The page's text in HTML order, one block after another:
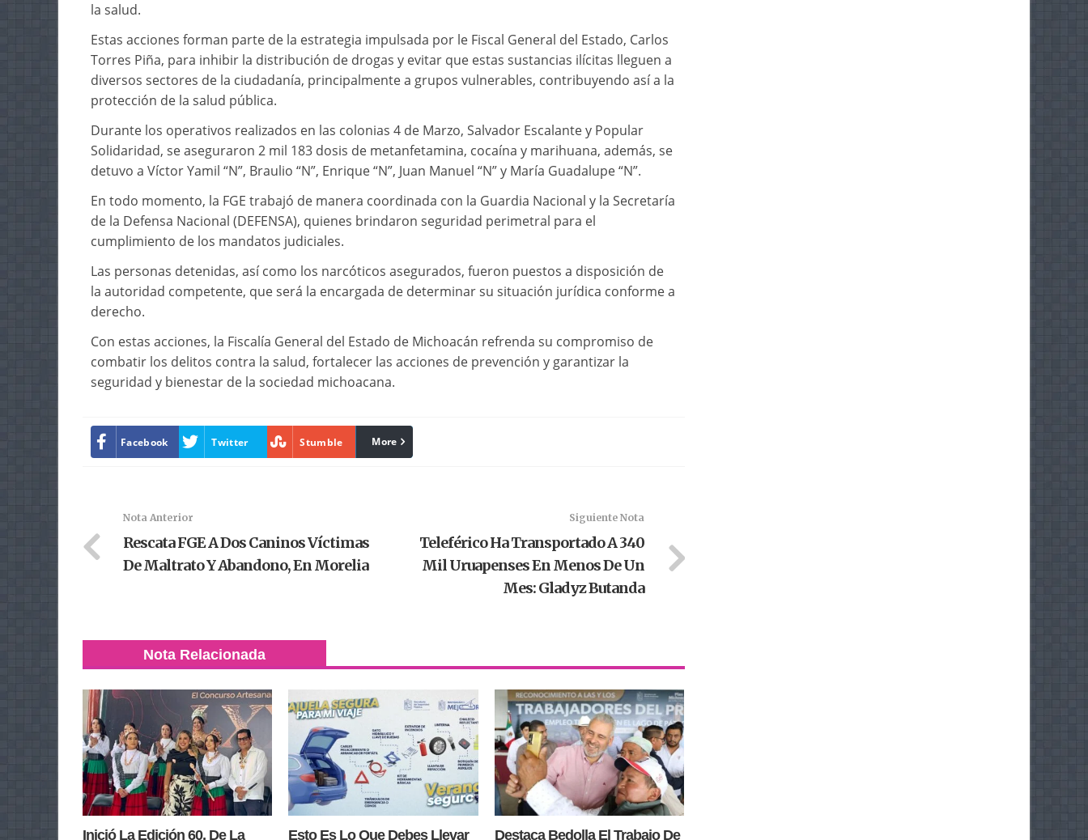
la salud.
Estas acciones forman parte de la estrategia impulsada por le Fiscal General del Estado, Carlos
Torres Piña, para inhibir la distribución de drogas y evitar que estas sustancias ilícitas lleguen a
diversos sectores de la ciudadanía, principalmente a grupos vulnerables, contribuyendo así a la
protección de la salud pública.
Durante los operativos realizados en las colonias 4 de Marzo, Salvador Escalante y Popular
Solidaridad, se aseguraron 2 mil 183 dosis de metanfetamina, cocaína y marihuana, además, se
detuvo a Víctor Yamil “N”, Braulio “N”, Enrique “N”, Juan Manuel “N” y María Guadalupe “N”.
En todo momento, la FGE trabajó de manera coordinada con la Guardia Nacional y la Secretaría
de la Defensa Nacional (DEFENSA), quienes brindaron seguridad perimetral para el
cumplimiento de los mandatos judiciales.
Las personas detenidas, así como los narcóticos asegurados, fueron puestos a disposición de
la autoridad competente, que será la encargada de determinar su situación jurídica conforme a
derecho.
Con estas acciones, la Fiscalía General del Estado de Michoacán refrenda su compromiso de
combatir los delitos contra la salud, fortalecer las acciones de prevención y garantizar la
seguridad y bienestar de la sociedad michoacana.
Facebook Twitter Stumble linkedin
More
Nota Anterior
Rescata FGE A Dos Caninos Víctimas
De Maltrato Y Abandono, En Morelia
Siguiente Nota
Teleférico Ha Transportado A 340
Mil Uruapenses En Menos De Un
Mes: Gladyz Butanda
Nota Relacionada
Inició La Edición 60, De La
Esto Es Lo Que Debes Llevar
Destaca Bedolla El Trabajo De